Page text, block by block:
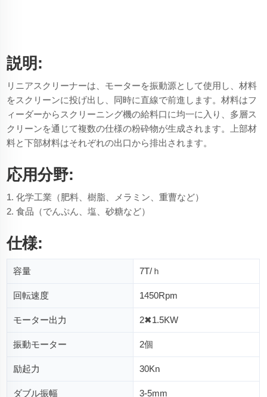
説明:
リニアスクリーナーは、モーターを振動源として使用し、材料
をスクリーンに投げ出し、同時に直線で前進します。材料はフ
ィーダーからスクリーニング機の給料口に均一に入り、多層ス
クリーンを通じて複数の仕様の粉砕物が生成されます。上部材
料と下部材料はそれぞれの出口から排出されます。
応用分野:
1. 化学工業（肥料、樹脂、メラミン、重曹など）
2. 食品（でんぷん、塩、砂糖など）
仕様:
容量 7T/ｈ
回転速度 1450Rpm
モーター出力 2✖1.5KW
振動モーター 2個
励起力 30Kn
ダブル振幅 3-5mm